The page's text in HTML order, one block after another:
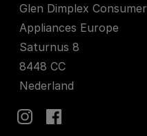
Glen Dimplex Consumer
Appliances Europe
Saturnus 8
8448 CC
Nederland